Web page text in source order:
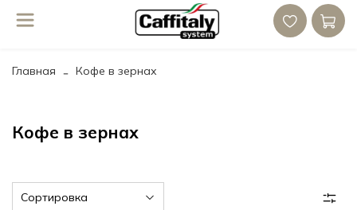
Главная Кофе в зернах
Кофе в зернах